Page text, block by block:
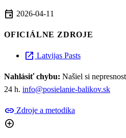
event 2026-04-11
OFICIÁLNE ZDROJE
open_in_new Latvijas Pasts
Nahlásiť chybu: Našiel si
24 h. info@posielanie-balikov.sk
link Zdroje a metodika
add_circle